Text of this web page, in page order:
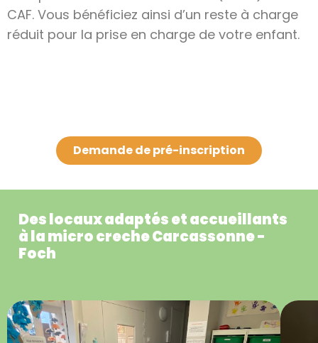
CAF. Vous bénéficiez ainsi d’un reste à charge
réduit pour la prise en charge de votre enfant.
Demande de pré-inscription
Des locaux adaptés et accueillants
à la micro creche Carcassonne -
Foch